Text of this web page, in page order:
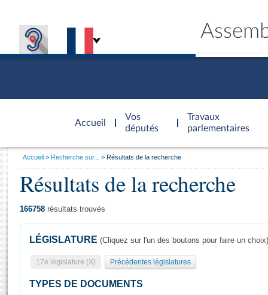
Accueil
d'accueil
Vos
députés
Travaux
parlementaires
Présidence
Séance publique
Général
Rôle et pouvoirs de l'Assemblée
Visiter l'Assemblée
Vous
Accueil Recherche sur... Résultats de la recherche
Résultats de la recherche
166758 résultats trouvés
LÉGISLATURE (Cliquez sur l'un des boutons pour faire un choix)
17e législature (X) Précédentes législatures
TYPES DE DOCUMENTS